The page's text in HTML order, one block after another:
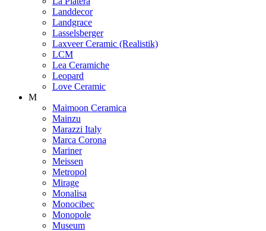
Landdecor
Landgrace
Lasselsberger
Laxveer Ceramic (Realistik)
LCM
Lea Ceramiche
Leopard
Love Ceramic
M
Maimoon Ceramica
Mainzu
Marazzi Italy
Marca Corona
Mariner
Meissen
Metropol
Mirage
Monalisa
Monocibec
Monopole
Museum